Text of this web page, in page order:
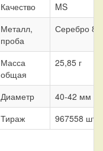
Качество
MS
Металл,
проба
Серебро
Масса
общая
25,85 г
Диаметр
40-42 мм
Тираж
967558 шт.